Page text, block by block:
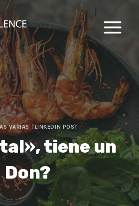
VARIAS| LINKEDIN POST
tiene un
Don?